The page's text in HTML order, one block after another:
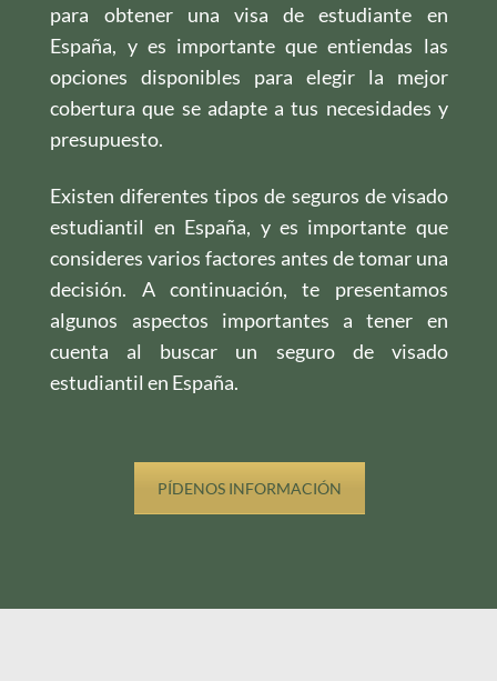
para obtener una visa de estudiante en
España, y es importante que entiendas las
opciones disponibles para elegir la mejor
cobertura que se adapte a tus necesidades y
presupuesto.
Existen diferentes tipos de seguros de visado
estudiantil en España, y es importante que
consideres varios factores antes de tomar una
decisión. A continuación, te presentamos
algunos aspectos importantes a tener en
cuenta al buscar un seguro de visado
estudiantil en España.
PÍDENOS INFORMACIÓN